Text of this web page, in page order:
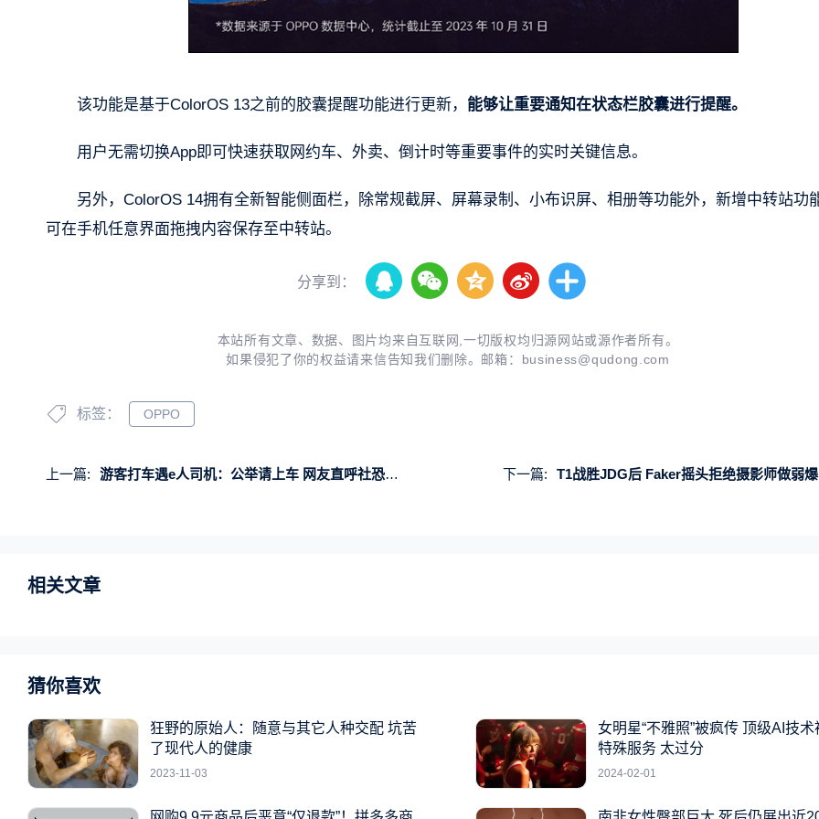
该功能是基于ColorOS 13之前的胶囊提醒功能进行更新， 能够让重要通知在状态栏胶囊进行提醒。
用户无需切换App即可快速获取网约车、外卖、倒计时等重要事件的实时关键信息。
另外，ColorOS 14拥有全新智能侧面栏，除常规截屏、屏幕录制、小布识屏、相册等功能外，新增中转站功
可在手机任意界面拖拽内容保存至中转站。
分享到：
本站所有文章、数据、图片均来自互联网,一切版权均归源网站或源作者所有。
如果侵犯了你的权益请来信告知我们删除。邮箱： business@qudong.com
标签： OPPO
上一篇: 游客打车遇e人司机：公举请上车 网友直呼社恐恨不得原地消失 下一篇: T1战胜JDG后 Faker摇头拒绝摄影师做弱
相关文章
猜你喜欢
狂野的原始人：随意与其它人种交配 坑苦
了现代人的健康
2023-11-03
女明星“不雅照”被疯传 顶级AI技
特殊服务 太过分
2024-02-01